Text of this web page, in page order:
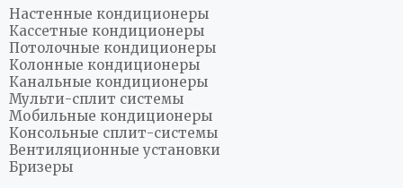
Настенные кондиционеры
Кассетные кондиционеры
Потолочные кондиционеры
Колонные кондиционеры
Канальные кондиционеры
Мульти-сплит системы
Мобильные кондиционеры
Консольные сплит-системы
Вентиляционные установки
Бризеры